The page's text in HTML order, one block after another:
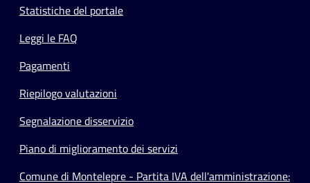
Statistiche del portale
Leggi le FAQ
Pagamenti
Riepilogo valutazioni
Segnalazione disservizio
Piano di miglioramento dei servizi
Comune di Montelepre - Partita IVA dell'amministrazione: